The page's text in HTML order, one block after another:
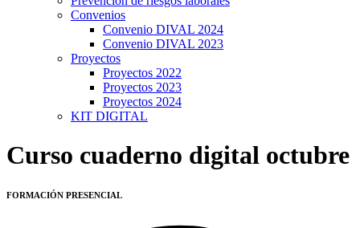
Convenios
Convenio DIVAL 2024
Convenio DIVAL 2023
Proyectos
Proyectos 2022
Proyectos 2023
Proyectos 2024
KIT DIGITAL
Curso cuaderno digital octubre
FORMACIÓN PRESENCIAL